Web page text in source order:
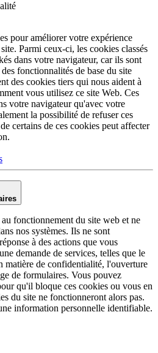
pour améliorer votre expérience
Parmi ceux-ci, les cookies classés
dans votre navigateur, car ils sont
fonctionnalités de base du site
des cookies tiers qui nous aident à
vous utilisez ce site Web. Ces
votre navigateur qu'avec votre
la possibilité de refuser ces
certains de ces cookies peut affecter
fonctionnement du site web et ne
nos systèmes. Ils ne sont
à des actions que vous
demande de services, telles que le
matière de confidentialité, l'ouverture
de formulaires. Vous pouvez
qu'il bloque ces cookies ou vous en
du site ne fonctionneront alors pas.
information personnelle identifiable.